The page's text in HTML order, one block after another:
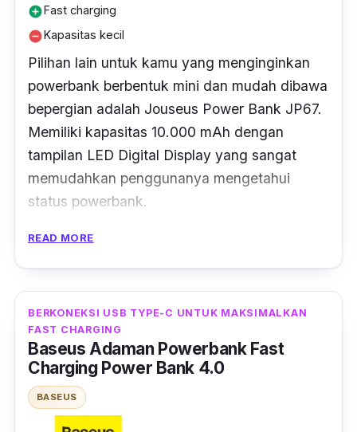
add_circleFast charging
remove_circleKapasitas kecil
Pilihan lain untuk kamu yang menginginkan
powerbank berbentuk mini dan mudah dibawa
bepergian adalah Jouseus Power Bank JP67.
Memiliki kapasitas 10.000 mAh dengan
tampilan LED Digital Display yang sangat
memudahkan penggunanya mengetahui
status powerbank.
Terdapat beberapa interface pada bagian
perangkat gadget kamu. Power bank ini hadir
dengan dimensi yang tipis dan ringan,
sehingga mudah untuk kamu bawa kemana
saja.
Kapasitasnya yang berkisar rata-rata dapat
READ MORE
BERKONEKSI USB TYPE-C UNTUK MAKSIMALKAN
FAST CHARGING
Baseus Adaman Powerbank Fast
Charging Power Bank 4.0
BASEUS